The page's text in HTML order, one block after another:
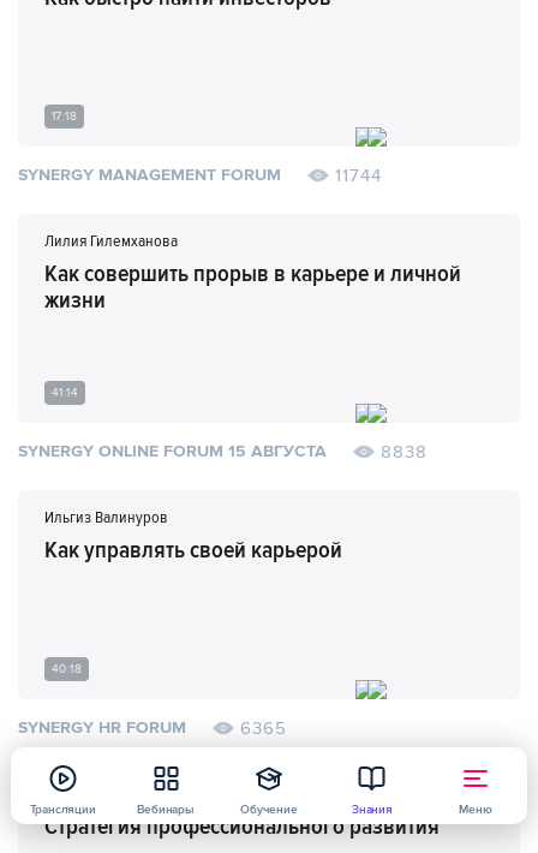
Трансляции Вебинары Обучение Знания Меню
17:18
SYNERGY MANAGEMENT FORUM 11744
Лилия Гилемханова
Как совершить прорыв в карьере и личной
жизни
41:14
SYNERGY ONLINE FORUM 15 АВГУСТА 8838
Ильгиз Валинуров
Как управлять своей карьерой
40:18
SYNERGY HR FORUM 6365
Марк Кукушкин
Стратегия профессионального развития